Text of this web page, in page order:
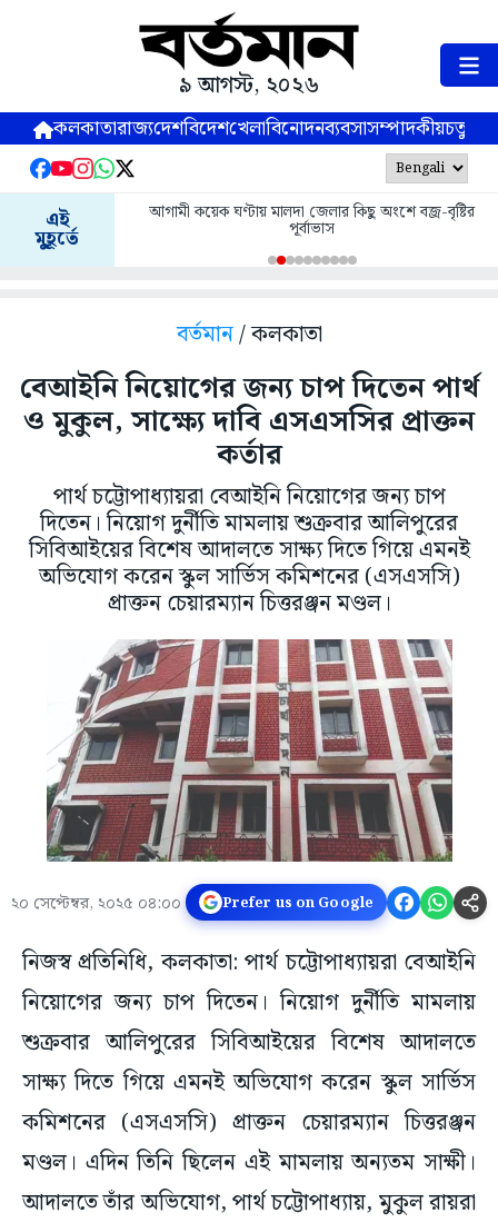
৯ আগস্ট, ২০২৬
কলকাতারাজ্যদেশবিদেশখেলাবিনোদনব্যবসাসম্পাদকীয়
এই
মুহূর্তে
আগামী কয়েক ঘণ্টায় মালদা জেলার কিছু অংশে বজ্র-বৃষ্টির
পূর্বাভাস
বর্তমান/ কলকাতা
বেআইনি নিয়োগের জন্য চাপ দিতেন পার্থ
ও মুকুল, সাক্ষ্যে দাবি এসএসসির প্রাক্তন
কর্তার
পার্থ চট্টোপাধ্যায়রা বেআইনি নিয়োগের জন্য চাপ
দিতেন। নিয়োগ দুর্নীতি মামলায় শুক্রবার আলিপুরের
সিবিআইয়ের বিশেষ আদালতে সাক্ষ্য দিতে গিয়ে এমনই
অভিযোগ করেন স্কুল সার্ভিস কমিশনের (এসএসসি)
প্রাক্তন চেয়ারম্যান চিত্তরঞ্জন মণ্ডল।
২০ সেপ্টেম্বর, ২০২৫ ০৪:০০ Prefer us on Google
নিজস্ব প্রতিনিধি, কলকাতা: পার্থ চট্টোপাধ্যায়রা বেআইনি
নিয়োগের জন্য চাপ দিতেন। নিয়োগ দুর্নীতি মামলায়
শুক্রবার আলিপুরের সিবিআইয়ের বিশেষ আদালতে
সাক্ষ্য দিতে গিয়ে এমনই অভিযোগ করেন স্কুল সার্ভিস
কমিশনের (এসএসসি) প্রাক্তন চেয়ারম্যান চিত্তরঞ্জন
মণ্ডল। এদিন তিনি ছিলেন এই মামলায় অন্যতম সাক্ষী।
আদালতে তাঁর অভিযোগ, পার্থ চট্টোপাধ্যায়, মুকুল রায়রা